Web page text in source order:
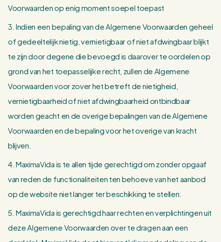
Voorwaarden op enig moment soepel toepast
3. Indien een bepaling van de Algemene Voorwaarden geheel
of gedeeltelijk nietig, vernietigbaar of niet afdwingbaar blijkt
te zijn door degene die bevoegd is daarover te oordelen op
grond van het toepasselijke recht, zullen de Algemene
Voorwaarden voor zover het betreft de nietigheid,
vernietigbaarheid of niet afdwingbaarheid ontbindbaar
worden geacht en de overige bepalingen van de Algemene
Voorwaarden en de bepaling voor het overige van kracht
blijven.
4. MaximaVida is te allen tijde gerechtigd om zonder opgaaf
van reden de functionaliteiten ten behoeve van het aanbod
op de website niet langer ter beschikking te stellen.
5. MaximaVida is gerechtigd haar rechten en verplichtingen uit
deze Algemene Voorwaarden over te dragen aan een